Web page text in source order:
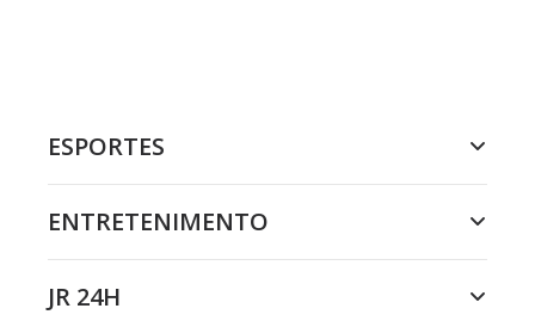
ESPORTES
ENTRETENIMENTO
JR 24H